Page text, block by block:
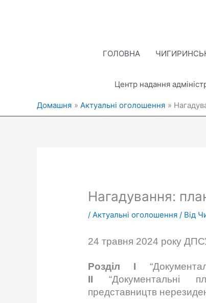
ГОЛОВНА
Центр надання
Домашня Актуальні оголошення
Нагадування:
/Актуальні оголошення / Від
24 травня 2024 року
Розділ I
II “Документальні
представництв